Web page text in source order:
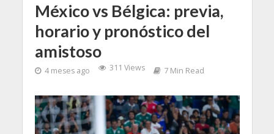
México vs Bélgica: previa,
horario y pronóstico del
amistoso
4 meses ago 311 Views 7 Min Read